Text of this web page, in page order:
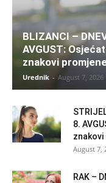
BLIZANCI –
AVGUST:
znakovi
Urednik - August 7, 2026
8.
August 7,
RAK –